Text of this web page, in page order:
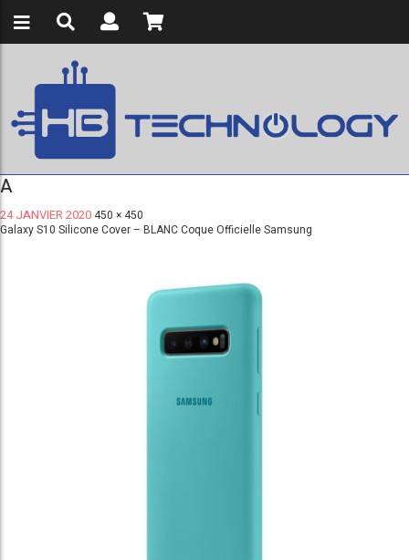
A
24 JANVIER 2020 450 × 450
Galaxy S10 Silicone Cover – BLANC Coque Officielle Samsung